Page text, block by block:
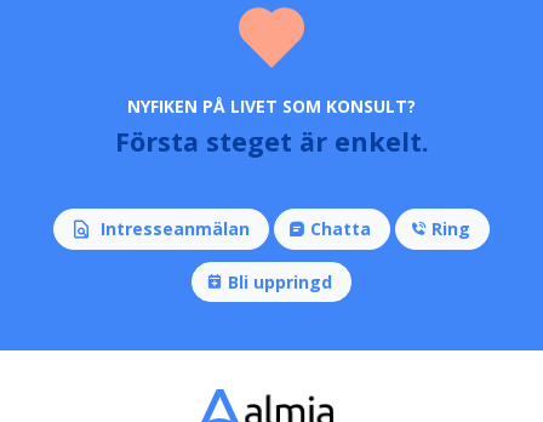
NYFIKEN PÅ LIVET SOM KONSULT?
Första steget är enkelt.
Intresseanmälan Chatta Ring
Bli uppringd